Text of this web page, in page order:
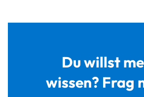
Du willst
wissen? Frag